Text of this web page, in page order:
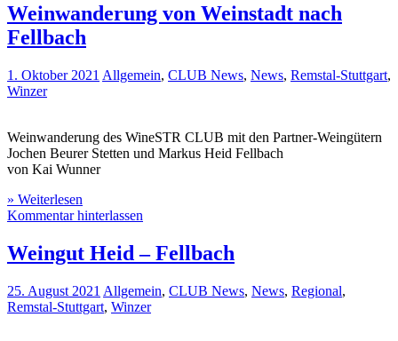
Weinwanderung von Weinstadt nach
Fellbach
1. Oktober 2021 Allgemein, CLUB News, News, Remstal-Stuttgart,
Winzer
Weinwanderung des WineSTR CLUB mit den Partner-Weingütern
Jochen Beurer Stetten und Markus Heid Fellbach
von Kai Wunner
» Weiterlesen
Kommentar hinterlassen
Weingut Heid – Fellbach
25. August 2021 Allgemein, CLUB News, News, Regional,
Remstal-Stuttgart, Winzer